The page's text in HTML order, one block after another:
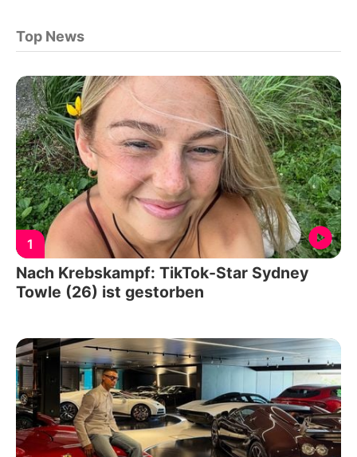
Top News
1
Nach Krebskampf: TikTok-Star Sydney
Towle (26) ist gestorben